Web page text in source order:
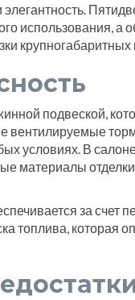
элегантность.
использования, а
крупногабаритных
подвеской,
вентилируемые
условиях. В
материалы
за счет
топлива, которая